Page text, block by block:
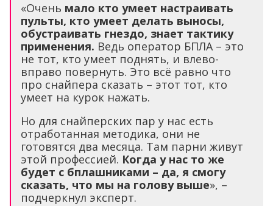
«Очень мало кто умеет настраивать
пульты, кто умеет делать выносы,
обустраивать гнездо, знает тактику
применения. Ведь оператор БПЛА – это
не тот, кто умеет поднять, и влево-
вправо повернуть. Это всё равно что
про снайпера сказать – этот тот, кто
умеет на курок нажать.
Но для снайперских пар у нас есть
отработанная методика, они не
готовятся два месяца. Там парни живут
этой профессией. Когда у нас то же
будет с бплашниками – да, я смогу
сказать, что мы на голову выше», –
подчеркнул эксперт.